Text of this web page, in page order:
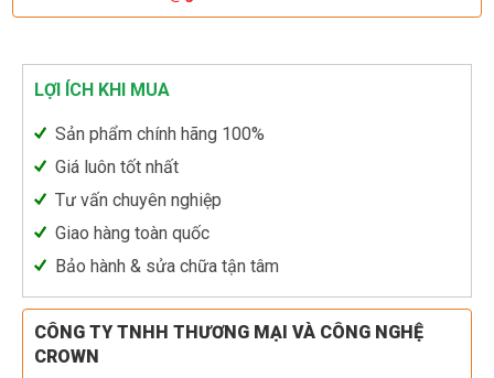
LỢI ÍCH KHI MUA
Sản phẩm chính hãng 100%
Giá luôn tốt nhất
Tư vấn chuyên nghiệp
Giao hàng toàn quốc
Bảo hành & sửa chữa tận tâm
CÔNG TY TNHH THƯƠNG MẠI VÀ CÔNG NGHỆ
CROWN